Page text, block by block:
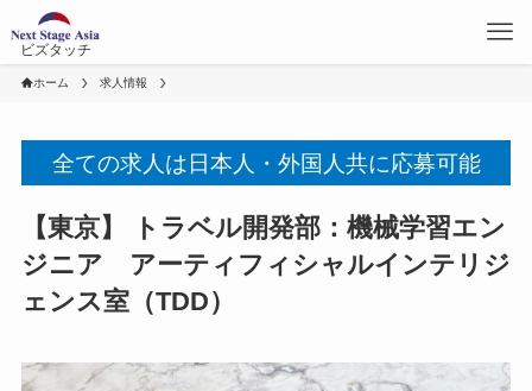
ビズタッチ
ホーム 求人情報
全ての求人は日本人・外国人共に応募可能
【東京】 トラベル開発部：機械学習エン
ジニア アーティフィシャルインテリジ
ェンス室（TDD）